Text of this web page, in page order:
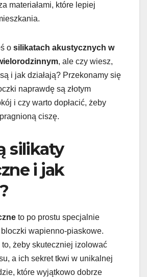
materiałami, które lepiej
o silikatach akustycznych w
, ale czy wiesz,
i jak działają? Przekonamy się
naprawdę są złotym
i czy warto dopłacić, żeby
ciszę.
silikaty
i jak
to po prostu specjalnie
wapienno-piaskowe.
żeby skuteczniej izolować
a ich sekret tkwi w unikalnej
które wyjątkowo dobrze